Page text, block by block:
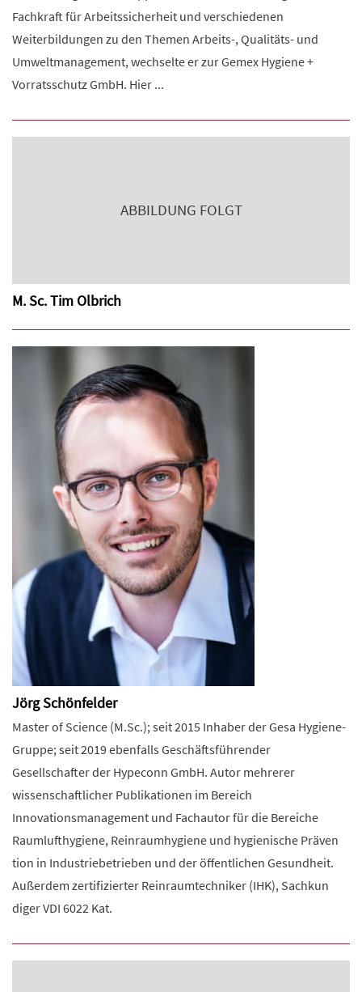
Fachkraft für Arbeitssicherheit und verschiedenen
Weiterbildungen zu den Themen Arbeits-, Qualitäts- und
Umweltmanagement, wechselte er zur Gemex Hygiene +
Vorratsschutz GmbH. Hier ...
ABBILDUNG FOLGT
M. Sc. Tim Olbrich
Jörg Schönfelder
Master of Science (M.Sc.); seit 2015 Inhaber der Gesa Hygiene-
Gruppe; seit 2019 ebenfalls Geschäftsführender
Gesellschafter der Hypeconn GmbH. Autor mehrerer
wissenschaftlicher Publikationen im Bereich
Innovationsmanagement und Fachautor für die Bereiche
Raumlufthygiene, Reinraumhygiene und hygienische Präven
tion in Industriebetrieben und der öffentlichen Gesundheit.
Außerdem zertifizierter Reinraumtechniker (IHK), Sachkun
diger VDI 6022 Kat.